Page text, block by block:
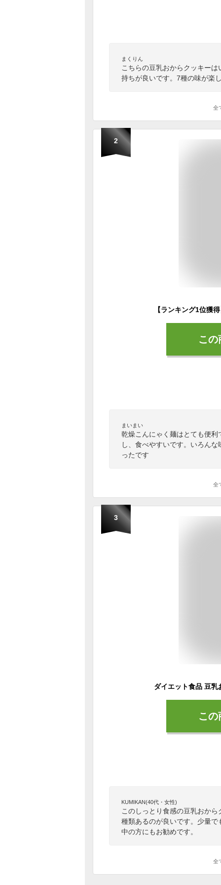
まくりん
こちらの豆乳おからクッキー
持ちが良いです。7種の味が楽
全
2
こ
まいまい
乾燥こんにゃく麺はとても便
し、食べやすいです。いろん
ったです
全
3
こ
KUMIKAN(40代・女性)
このしっとり食感の豆乳おか
種類あるのが良いです。少量
中の方にもお勧めです。
全